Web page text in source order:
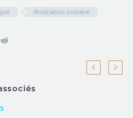
illustration scolaire